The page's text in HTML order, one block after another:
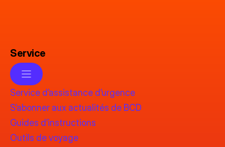
Service
Service d’assistance d’urgence
S’abonner aux actualités de BCD
Guides d’instructions
Outils de voyage